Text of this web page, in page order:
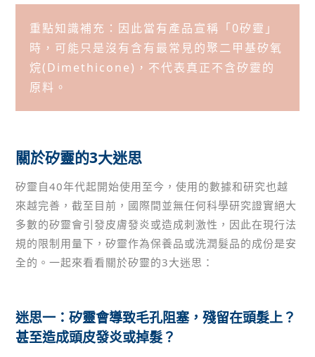
重點知識補充：因此當有產品宣稱「0矽靈」
時，可能只是沒有含有最常見的聚二甲基矽氧
烷(Dimethicone)，不代表真正不含矽靈的
原料。
關於矽靈的3大迷思
矽靈自40年代起開始使用至今，使用的數據和研究也越
來越完善，截至目前，國際間並無任何科學研究證實絕大
多數的矽靈會引發皮膚發炎或造成刺激性，因此在現行法
規的限制用量下，矽靈作為保養品或洗潤髮品的成份是安
全的。一起來看看關於矽靈的3大迷思：
迷思一：矽靈會導致毛孔阻塞，殘留在頭髮上？
甚至造成頭皮發炎或掉髮？